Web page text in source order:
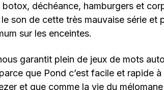
botox, déchéance, hamburgers et
son de cette très mauvaise série et
sur les enceintes.
garantit plein de jeux de mots
que Pond c’est facile et rapide
et que comme la vie du